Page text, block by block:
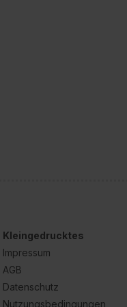
Kleingedrucktes
Impressum
AGB
Datenschutz
Nutzungsbedingungen